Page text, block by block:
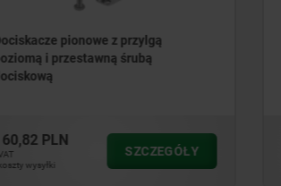
pionowe z przylgą
i przestawną śrubą
60,82 PLN
wysyłki
SZCZEGÓŁY